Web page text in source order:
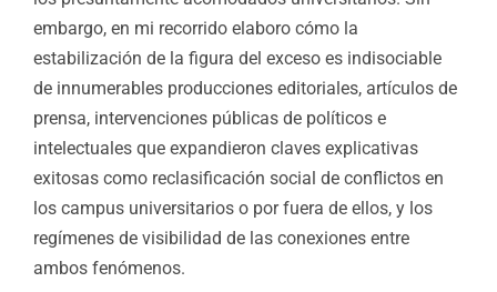
embargo, en mi recorrido elaboro cómo la
estabilización de la figura del exceso es indisociable
de innumerables producciones editoriales, artículos de
prensa, intervenciones públicas de políticos e
intelectuales que expandieron claves explicativas
exitosas como reclasificación social de conflictos en
los campus universitarios o por fuera de ellos, y los
regímenes de visibilidad de las conexiones entre
ambos fenómenos.